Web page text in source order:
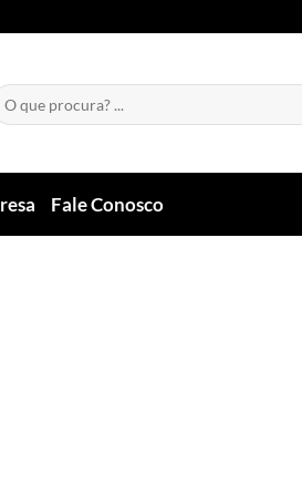
Fale Conosco